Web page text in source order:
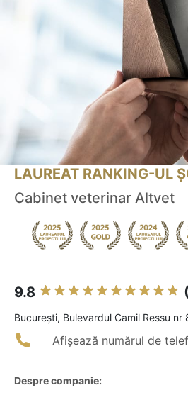
LAUREAT RANKING-UL
Cabinet veterinar Altvet
9.8
Bucureşti, Bulevardul Camil Ressu nr
Afișează numărul de
Despre companie: